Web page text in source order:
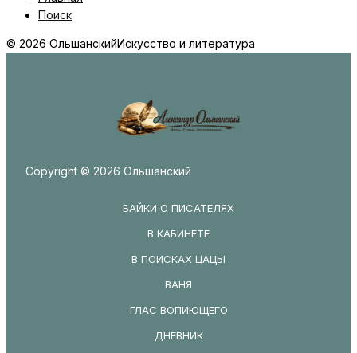
Поиск
© 2026 ОльшанскийИскусство и литература
Copyright © 2026 Ольшанский
БАЙКИ О ПИСАТЕЛЯХ
В КАБИНЕТЕ
В ПОИСКАХ ЦАЦЫ
ВАНЯ
ГЛАС ВОПИЮЩЕГО
ДНЕВНИК